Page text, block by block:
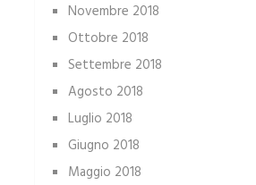
Novembre 2018
Ottobre 2018
Settembre 2018
Agosto 2018
Luglio 2018
Giugno 2018
Maggio 2018